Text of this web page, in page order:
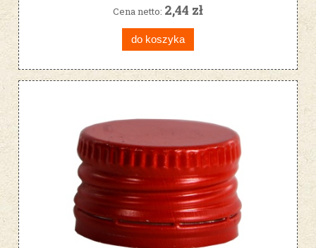
Cena netto: 2,44 zł
do koszyka